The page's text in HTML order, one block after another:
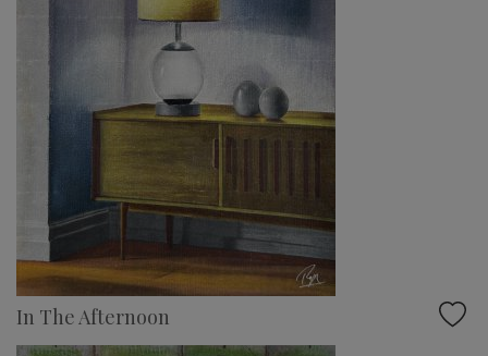
In The Afternoon